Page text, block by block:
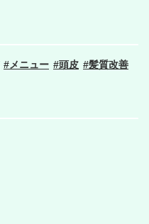
メニュー 頭皮 髪質改善